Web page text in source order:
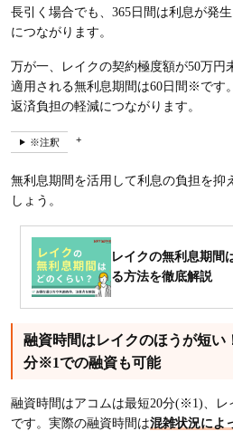
長引く場合でも、365日間は利息が発
につながります。
万が一、レイクの契約極度額が50万円
適用される無利息期間は60日間※です
返済負担の軽減につながります。
※注釈
無利息期間を活用して利息の負担を抑
しょう。
レイクの無利息期間
る方法を徹底解説
融資時間はレイクのほうが短い
分※1での融資も可能
融資時間はアコムは最短20分(※1)、レ
です。実際の融資時間は混雑状況によ